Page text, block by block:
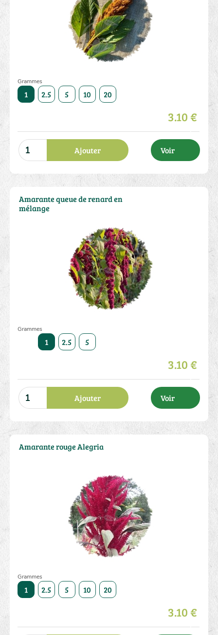
Grammes
1 2.5 5 10 20
3.10 €
Ajouter Voir
Grammes
1 2.5 5
3.10 €
Ajouter Voir
Amarante queue de renard en
mélange
Grammes
1 2.5 5 10 20 10
3.10 €
Amarante rouge Alegria